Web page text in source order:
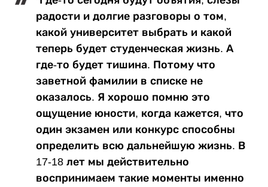
радости и долгие разговоры о том,
какой университет выбрать и какой
теперь будет студенческая жизнь. А
где-то будет тишина. Потому что
заветной фамилии в списке не
оказалось. Я хорошо помню это
ощущение юности, когда кажется, что
один экзамен или конкурс способны
определить всю дальнейшую жизнь. В
17-18 лет мы действительно
воспринимаем такие моменты именно